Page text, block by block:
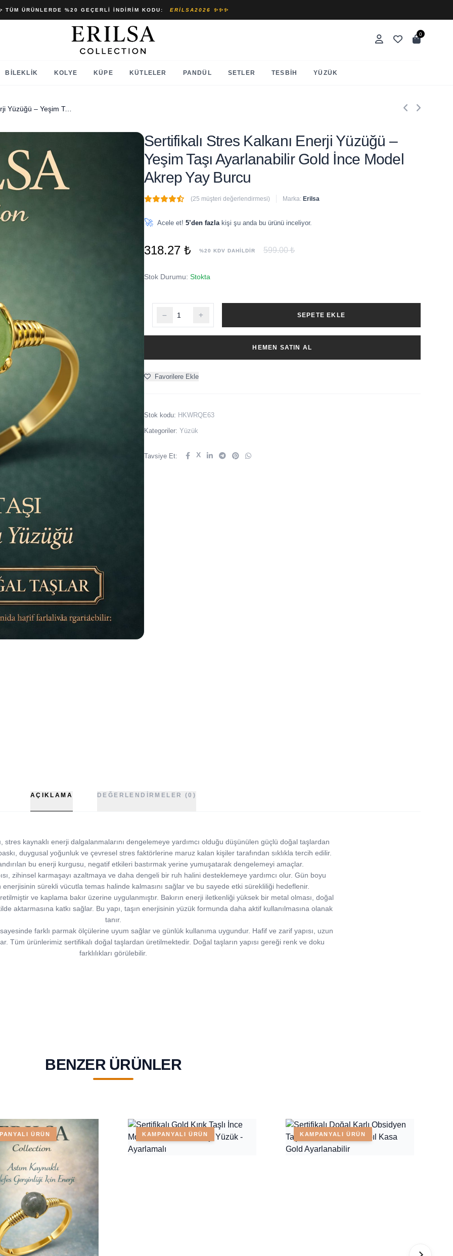
TÜM ÜRÜNLERDE %20 GEÇERLI İNDIRIM KODU: ERILSA2026 ✨✨✨
0
BILEKLIK KOLYE KÜPE KÜTLELER PANDÜL SETLER TESBIH YÜZÜK
Sertifikalı Stres Kalkanı Enerji Yüzüğü – Yeşim Taşı Ayarlanabilir Gold İnce Model Akrep Yay Burcu
Sertifikalı Stres Kalkanı Enerji Yüzüğü –
Yeşim Taşı Ayarlanabilir Gold İnce Model
Akrep Yay Burcu
(25 müşteri değerlendirmesi) Marka: Erilsa
🚀 Acele et! 5’den fazlakişi şu anda bu ürünü inceliyor.
318.27 ₺ %20 KDV DAHİLDİR 599.00 ₺
Stok Durumu: Stokta
SEPETE EKLE
HEMEN SATIN AL
Favorilere Ekle
Stok kodu: HKWRQE63
Kategoriler: Yüzük
Tavsiye Et: X
AÇIKLAMA DEĞERLENDIRMELER (0)
stres kaynaklı enerji dalgalanmalarını dengelemeye yardımcı olduğu düşünülen güçlü doğal taşlardan
duygusal yoğunluk ve çevresel stres faktörlerine maruz kalan kişiler tarafından sıklıkla tercih edilir.
bu enerji kurgusu, negatif etkileri bastırmak yerine yumuşatarak dengelemeyi amaçlar.
zihinsel karmaşayı azaltmaya ve daha dengeli bir ruh halini desteklemeye yardımcı olur. Gün boyu
enerjisinin sürekli vücutla temas halinde kalmasını sağlar ve bu sayede etki sürekliliği hedeflenir.
ve kaplama bakır üzerine uygulanmıştır. Bakırın enerji iletkenliği yüksek bir metal olması, doğal
aktarmasına katkı sağlar. Bu yapı, taşın enerjisinin yüzük formunda daha aktif kullanılmasına olanak
tanır.
farklı parmak ölçülerine uyum sağlar ve günlük kullanıma uygundur. Hafif ve zarif yapısı, uzun
Tüm ürünlerimiz sertifikalı doğal taşlardan üretilmektedir. Doğal taşların yapısı gereği renk ve doku
farklılıkları görülebilir.
BENZER ÜRÜNLER
ÜRÜN KAMPANYALI ÜRÜN KAMPANYALI ÜRÜN